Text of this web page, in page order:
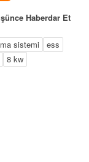
Haberdar Et
sistemi
ess
8 kw